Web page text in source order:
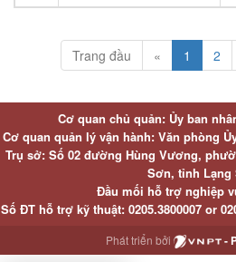
Trang đầu « 1 2
Cơ quan chủ quản: Ủy ban
Cơ quan quản lý vận hành: Văn phòng
Trụ sở: Số 02 đường Hùng Vương,
Sơn, tỉnh Lạng
Đầu mối hỗ trợ nghiệp
Số ĐT hỗ trợ kỹ thuật: 0205.3800007 or
Phát triển bởi -